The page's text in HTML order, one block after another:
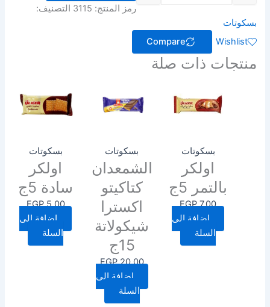
رمز المنتج: 3115 التصنيف:
بسكوتات
Wishlist
Compare
منتجات ذات صلة
بسكوتات
اولكر
بالتمر 5ج
EGP7.00
إضافة إلى
السلة
بسكوتات
الشمعدان
كتاكيتو
اكسترا
شيكولاتة
15ج
EGP20.00
إضافة إلى
السلة
بسكوتات
اولكر
سادة 5ج
EGP5.00
إضافة إلى
السلة